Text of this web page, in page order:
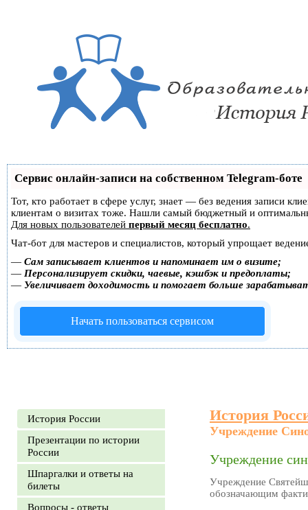
Сервис онлайн-записи на собственном Telegram-боте
Тот, кто работает в сфере услуг, знает — без ведения записи
клиентам о визитах тоже. Нашли самый бюджетный и
Для новых пользователей первый месяц бесплатно.
Чат-бот для мастеров и специалистов, который упрощает
— Сам записывает клиентов и напоминает им о визите;
— Персонализирует скидки, чаевые, кэшбэк и предоплаты;
— Увеличивает доходимость и помогает больше
Начать пользоваться сервисом
История России
Презентации по истории
России
Шпаргалки и ответы на
билеты
Вопросы - ответы
История
Учреждение
Учреждение
Учреждение
обозначающим